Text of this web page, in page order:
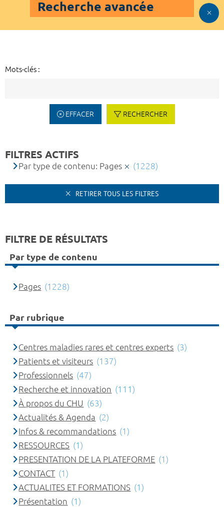
Recherche avancée
Mots-clés :
EFFACER RECHERCHER
FILTRES ACTIFS
Par type de contenu: Pages (1228)
RETIRER TOUS LES FILTRES
FILTRE DE RÉSULTATS
Par type de contenu
Pages (1228)
Par rubrique
Centres maladies rares et centres experts (3)
Patients et visiteurs (137)
Professionnels (47)
Recherche et innovation (111)
À propos du CHU (63)
Actualités & Agenda (2)
Infos & recommandations (1)
RESSOURCES (1)
PRESENTATION DE LA PLATEFORME (1)
CONTACT (1)
ACTUALITES ET FORMATIONS (1)
Présentation (1)